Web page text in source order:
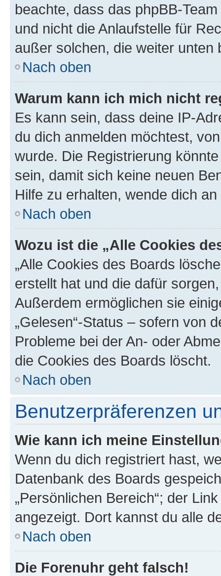
beachte, dass das phpBB-
und nicht die Anlaufstelle für
außer solchen, die weiter unten
Nach oben
Warum kann ich mich nicht
Es kann sein, dass deine IP-
du dich anmelden möchtest,
wurde. Die Registrierung
sein, damit sich keine neuen
Hilfe zu erhalten, wende dich
Nach oben
Wozu ist die „Alle Cookies
„Alle Cookies des Boards
erstellt hat und die dafür
Außerdem ermöglichen sie
„Gelesen“-Status – sofern von
Probleme bei der An- oder
die Cookies des Boards löscht.
Nach oben
Benutzerpräferenzen
Wie kann ich meine
Wenn du dich registriert hast,
Datenbank des Boards
„Persönlichen Bereich“; der
angezeigt. Dort kannst du alle
Nach oben
Die Forenuhr geht falsch!